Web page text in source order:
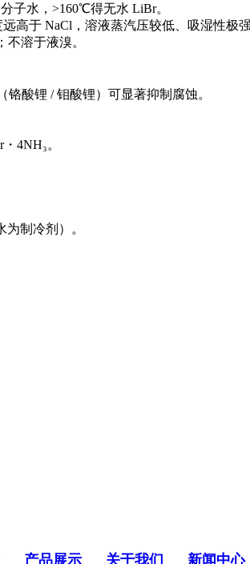
子水，>160℃得无水 LiBr。
于 NaCl，溶液蒸汽压较低、吸湿性极强
溶于液溴。
酸锂 / 钼酸锂）可显著抑制腐蚀。
4NH₃。
制冷剂）。
产品展示 关于我们 新闻中心